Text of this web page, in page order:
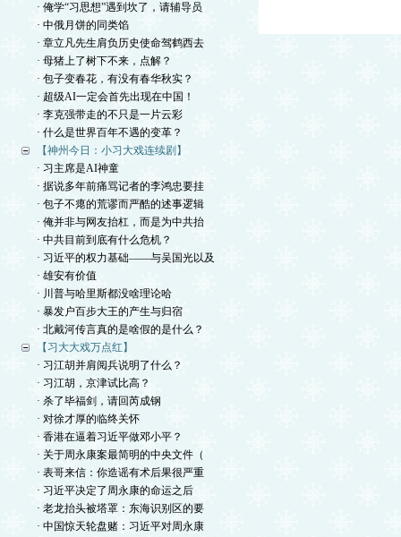
· 俺学“习思想”遇到坎了，请辅导员
· 中俄月饼的同类馅
· 章立凡先生肩负历史使命驾鹤西去
· 母猪上了树下不来，点解？
· 包子变春花，有没有春华秋实？
· 超级AI一定会首先出现在中国！
· 李克强带走的不只是一片云彩
· 什么是世界百年不遇的变革？
【神州今日：小习大戏连续剧】
· 习主席是AI神童
· 据说多年前痛骂记者的李鸿忠要挂
· 包子不瘪的荒谬而严酷的述事逻辑
· 俺并非与网友抬杠，而是为中共抬
· 中共目前到底有什么危机？
· 习近平的权力基础——与吴国光以及
· 雄安有价值
· 川普与哈里斯都没啥理论哈
· 暴发户百步大王的产生与归宿
· 北戴河传言真的是啥假的是什么？
【习大大戏万点红】
· 习江胡并肩阅兵说明了什么？
· 习江胡，京津试比高？
· 杀了毕福剑，请回芮成钢
· 对徐才厚的临终关怀
· 香港在逼着习近平做邓小平？
· 关于周永康案最简明的中央文件（
· 表哥来信：你造谣有术后果很严重
· 习近平决定了周永康的命运之后
· 老龙抬头被塔罩：东海识别区的要
· 中国惊天轮盘赌：习近平对周永康